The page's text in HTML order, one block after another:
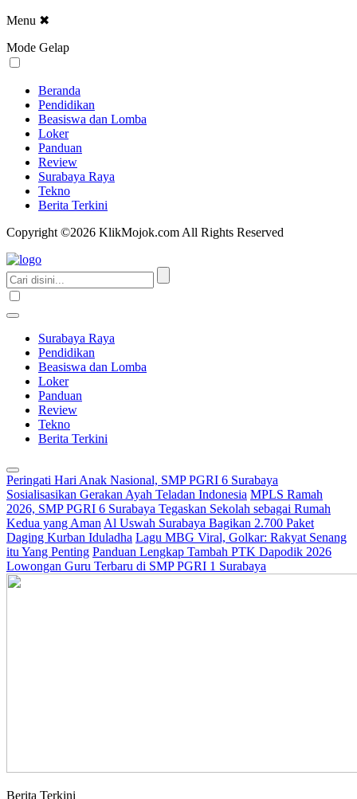
Menu ✖
Mode Gelap
Beranda
Pendidikan
Beasiswa dan Lomba
Loker
Panduan
Review
Surabaya Raya
Tekno
Berita Terkini
Copyright ©2026 KlikMojok.com All Rights Reserved
Surabaya Raya
Pendidikan
Beasiswa dan Lomba
Loker
Panduan
Review
Tekno
Berita Terkini
Peringati Hari Anak Nasional, SMP PGRI 6 Surabaya
Sosialisasikan Gerakan Ayah Teladan Indonesia MPLS Ramah
2026, SMP PGRI 6 Surabaya Tegaskan Sekolah sebagai Rumah
Kedua yang Aman Al Uswah Surabaya Bagikan 2.700 Paket
Daging Kurban Iduladha Lagu MBG Viral, Golkar: Rakyat Senang
itu Yang Penting Panduan Lengkap Tambah PTK Dapodik 2026
Lowongan Guru Terbaru di SMP PGRI 1 Surabaya
Berita Terkini